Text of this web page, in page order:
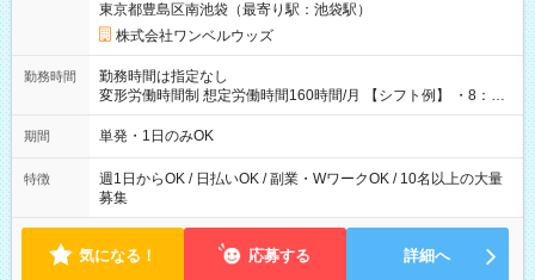
東京都豊島区南池袋（最寄り駅：池袋駅）
株式会社ワンベルウッズ
勤務時間
勤務時間は指定なし
変形労働時間制 想定労働時間160時間/月 【シフト例】 ・8：00
～21：00
期間 単発・1日のみOK
特徴
週1日からOK / 日払いOK / 副業・WワークOK / 10名以上の大量
募集
気になる！ 応募する 詳細へ